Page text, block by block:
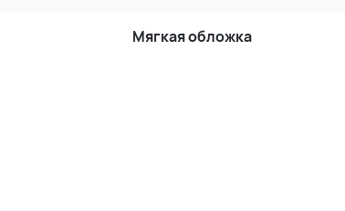
Мягкая обложка